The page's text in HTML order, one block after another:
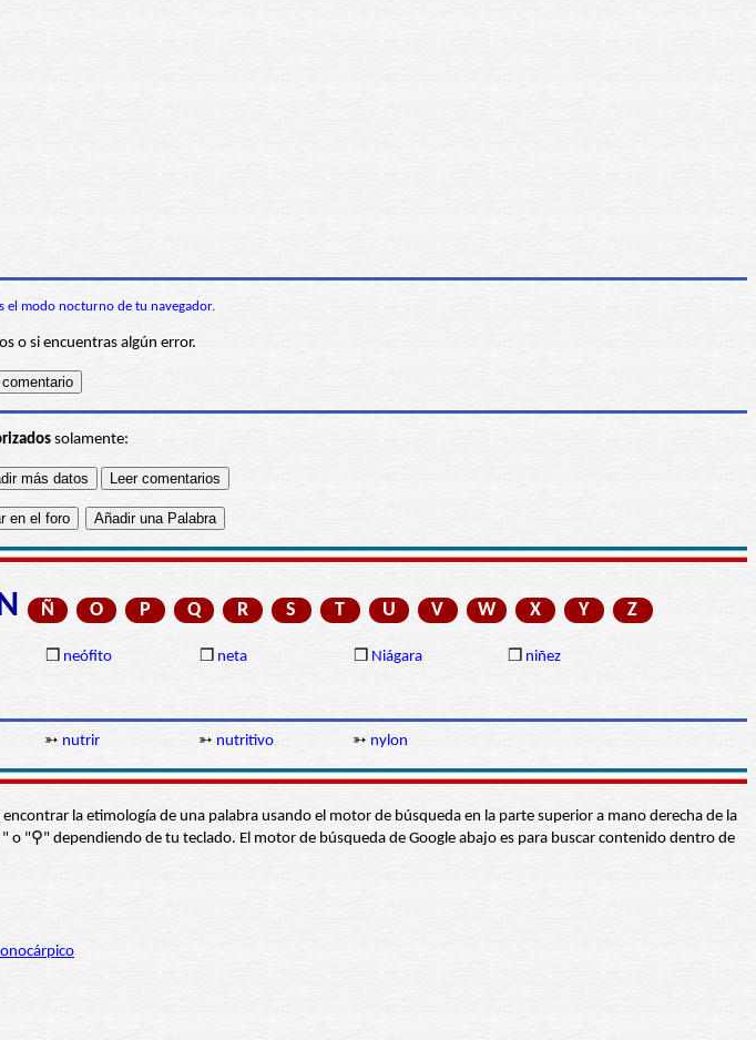
el modo nocturno de tu navegador.
o si encuentras algún error.
solamente:
Ñ O P Q R S T U V W X Y Z
❒ neófito ❒ neta ❒ Niágara ❒ niñez
➳ nutrir ➳ nutritivo ➳ nylon
la etimología de una palabra usando el motor de búsqueda en la parte superior a mano derecha de la
o "⚲" dependiendo de tu teclado. El motor de búsqueda de Google abajo es para buscar contenido dentro de